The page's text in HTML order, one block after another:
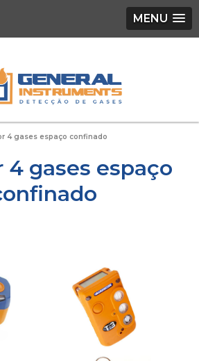
MENU
4 gases espaço confinado
4 gases espaço